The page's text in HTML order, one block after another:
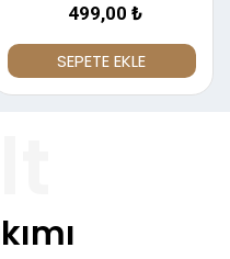
499,00 ₺
SEPETE EKLE